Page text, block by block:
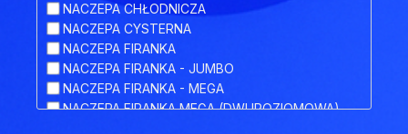
NACZEPA CHŁODNICZA
NACZEPA CYSTERNA
NACZEPA FIRANKA
NACZEPA FIRANKA - JUMBO
NACZEPA FIRANKA - MEGA
NACZEPA FIRANKA MEGA (DWUPOZIOMOWA)